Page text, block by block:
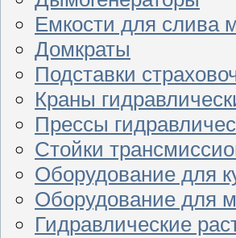
Емкости для слива
Домкраты
Подставки
Краны
Прессы
Стойки
Оборудование для
Оборудование для
Гидравлические